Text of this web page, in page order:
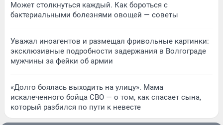
Может столкнуться каждый. Как бороться с
бактериальными болезнями овощей — советы
Уважал иноагентов и размещал фривольные картинки:
эксклюзивные подробности задержания в Волгограде
мужчины за фейки об армии
«Долго боялась выходить на улицу». Мама
искалеченного бойца СВО — о том, как спасает сына,
который разбился по пути к невесте